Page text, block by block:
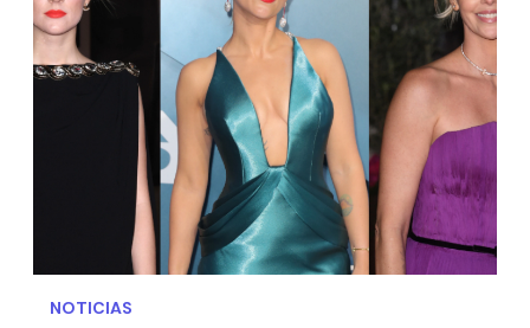
NOTICIAS